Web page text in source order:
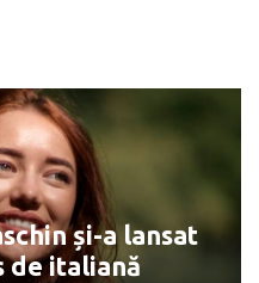
și-a lansat
de italiană